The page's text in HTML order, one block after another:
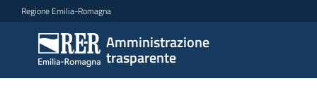
Vai al contenuto
Vai alla navigazione
Vai al footer
Regione Emilia-Romagna
Amministrazione
trasparente
Amministrazione
trasparente